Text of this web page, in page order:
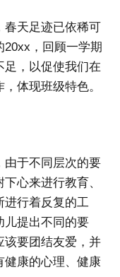
春天足迹已依稀可
20xx，回顾一学期
足，以促使我们在
体现班级特色。
由于不同层次的要
心来进行教育、
进行着反复的工
儿提出不同的要
该要团结友爱，并
健康的心理、健康